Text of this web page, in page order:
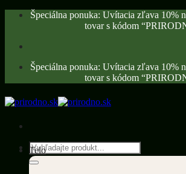
Skip
Špeciálna ponuka: Uvítacia zľava 10%
tovar s kódom
Špeciálna ponuka: Uvítacia zľava 10%
tovar s kódom
Hľadať:
Telo